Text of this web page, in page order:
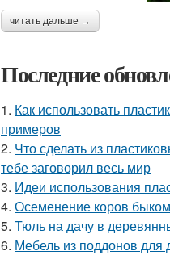
читать дальше →
Последние
1. Как использовать
примеров
2. Что сделать из
тебе заговорил весь мир
3. Идеи использования
4. Осеменение коров быком
5. Тюль на дачу в
6. Мебель из поддонов для